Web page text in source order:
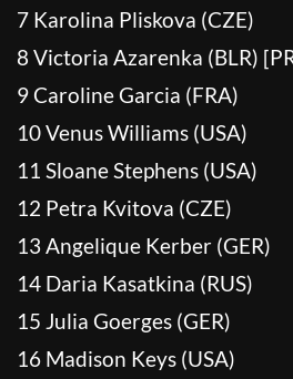
7 Karolina Pliskova (CZE)
8 Victoria Azarenka (BLR)
9 Caroline Garcia (FRA)
10 Venus Williams (USA)
11 Sloane Stephens (USA)
12 Petra Kvitova (CZE)
13 Angelique Kerber (GER)
14 Daria Kasatkina (RUS)
15 Julia Goerges (GER)
16 Madison Keys (USA)